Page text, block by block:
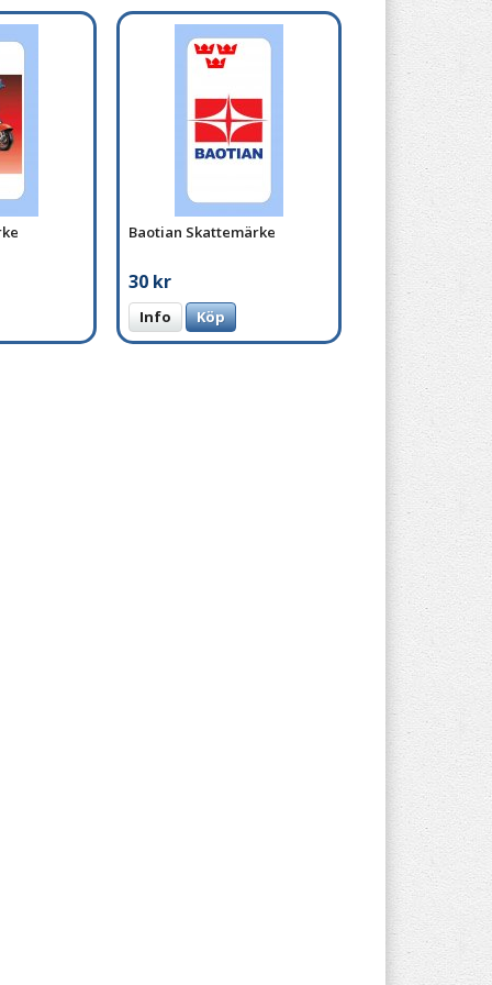
Baotian Skattemärke
30 kr
Info Köp